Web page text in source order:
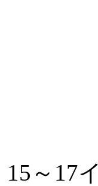
15～17